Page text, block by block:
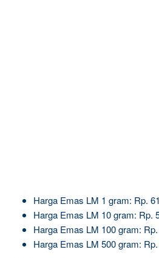
Harga Emas LM 1 gram: Rp.
Harga Emas LM 10 gram: Rp.
Harga Emas LM 100 gram:
Harga Emas LM 500 gram: